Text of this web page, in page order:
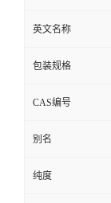
英文名称
包装规格
CAS编号
别名
纯度